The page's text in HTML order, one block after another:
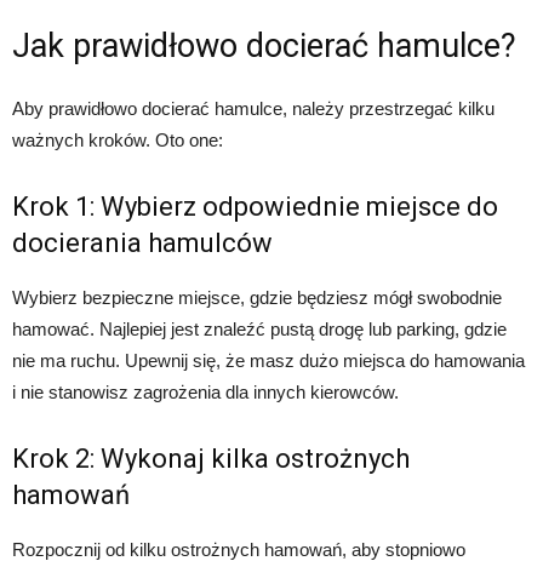
Jak prawidłowo docierać hamulce?
Aby prawidłowo docierać hamulce, należy przestrzegać kilku
ważnych kroków. Oto one:
Krok 1: Wybierz odpowiednie miejsce do
docierania hamulców
Wybierz bezpieczne miejsce, gdzie będziesz mógł swobodnie
hamować. Najlepiej jest znaleźć pustą drogę lub parking, gdzie
nie ma ruchu. Upewnij się, że masz dużo miejsca do hamowania
i nie stanowisz zagrożenia dla innych kierowców.
Krok 2: Wykonaj kilka ostrożnych
hamowań
Rozpocznij od kilku ostrożnych hamowań, aby stopniowo